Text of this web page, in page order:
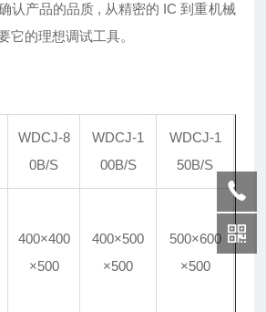
认产品的品质 , 从精密的 IC 到重机械
它的理想调试工具。
WDCJ-8
0B/S
WDCJ-1
00B/S
WDCJ-1
50B/S
400×400
×500
400×500
×500
500×600
×500